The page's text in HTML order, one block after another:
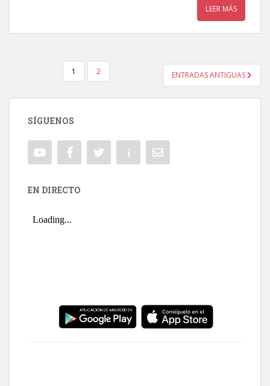
LEER MÁS
NAVEGACIÓN DE ENTRADAS
1 2 ENTRADAS ANTIGUAS
SÍGUENOS
EN DIRECTO